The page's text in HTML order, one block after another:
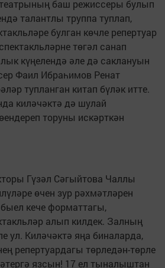
баш режиссеры булып
талантлы труппа туплап,
булган көчле репертуар
төгәл санап
күңелендә әле дә саклануын
Фаил Ибраһимов Ренат
тупланган китап бүләк итте.
киләчәктә дә шулай
торуны искәрткән
Гүзәл Сәгыйтова Чаллы
өчен зур рәхмәтләрен
кече форматтагы,
алып килдек. Залның
ул. Киләчәктә яңа биналарда,
репертуардагы төрледән-төрле
язсын! 17 ел тыналыштан